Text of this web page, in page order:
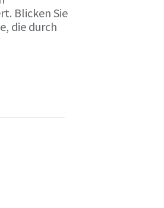
Blicken Sie
die durch